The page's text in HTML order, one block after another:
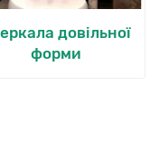
довільної
форми